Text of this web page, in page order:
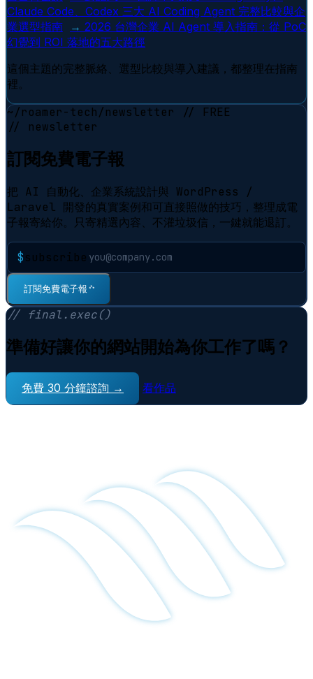
Claude Code、Codex 三大 AI Coding Agent 完整比較與企
業選型指南
→ 2026 台灣企業 AI Agent 導入指南：從 PoC
幻覺到 ROI 落地的五大路徑
這個主題的完整脈絡、選型比較與導入建議，都整理在指南
裡。
~/roamer-tech/newsletter
// FREE
// newsletter
訂閱免費電子報
把 AI 自動化、企業系統設計與 WordPress /
Laravel 開發的真實案例和可直接照做的技巧，整理成電
子報寄給你。只寄精選內容、不灌垃圾信，一鍵就能退訂。
$subscribe
訂閱免費電子報⠋
// final.exec()
準備好讓你的網站開始為你工作了嗎？
免費 30 分鐘諮詢 → 看作品